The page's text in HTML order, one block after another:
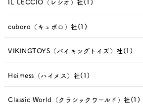
cuboro（キュボロ）社(1)
VIKINGTOYS（バイキングトイズ）社(1)
Heimess（ハイメス）社(1)
Classic World（クラシックワールド）社(1)